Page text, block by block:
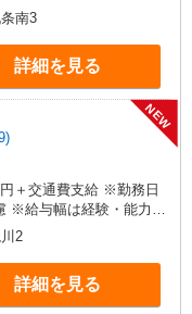
南3
詳細を見る
NEW
＋交通費支給 ※勤務日
2
詳細を見る